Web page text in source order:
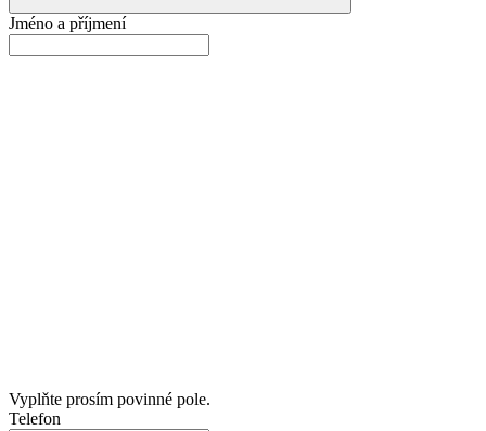
Jméno a příjmení
Vyplňte prosím povinné pole.
Telefon